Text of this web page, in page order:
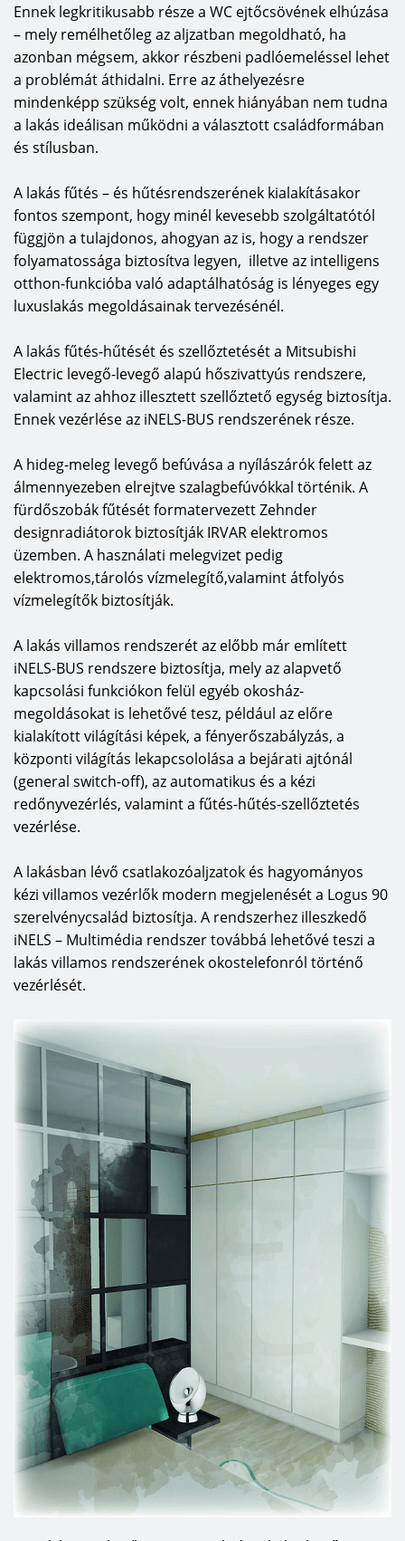
Ennek legkritikusabb része a WC ejtőcsövének elhúzása
– mely remélhetőleg az aljzatban megoldható, ha
azonban mégsem, akkor részbeni padlóemeléssel lehet
a problémát áthidalni. Erre az áthelyezésre
mindenképp szükség volt, ennek hiányában nem tudna
a lakás ideálisan működni a választott családformában
és stílusban.
A lakás fűtés – és hűtésrendszerének kialakításakor
fontos szempont, hogy minél kevesebb szolgáltatótól
függjön a tulajdonos, ahogyan az is, hogy a rendszer
folyamatossága biztosítva legyen, illetve az intelligens
otthon-funkcióba való adaptálhatóság is lényeges egy
luxuslakás megoldásainak tervezésénél.
A lakás fűtés-hűtését és szellőztetését a Mitsubishi
Electric levegő-levegő alapú hőszivattyús rendszere,
valamint az ahhoz illesztett szellőztető egység biztosítja.
Ennek vezérlése az iNELS-BUS rendszerének része.
A hideg-meleg levegő befúvása a nyílászárók felett az
álmennyezeben elrejtve szalagbefúvókkal történik. A
fürdőszobák fűtését formatervezett Zehnder
designradiátorok biztosítják IRVAR elektromos
üzemben. A használati melegvizet pedig
elektromos,tárolós vízmelegítő,valamint átfolyós
vízmelegítők biztosítják.
A lakás villamos rendszerét az előbb már említett
iNELS-BUS rendszere biztosítja, mely az alapvető
kapcsolási funkciókon felül egyéb okosház-
megoldásokat is lehetővé tesz, például az előre
kialakított világítási képek, a fényerőszabályzás, a
központi világítás lekapcsololása a bejárati ajtónál
(general switch-off), az automatikus és a kézi
redőnyvezérlés, valamint a fűtés-hűtés-szellőztetés
vezérlése.
A lakásban lévő csatlakozóaljzatok és hagyományos
kézi villamos vezérlők modern megjelenését a Logus 90
szerelvénycsalád biztosítja. A rendszerhez illeszkedő
iNELS – Multimédia rendszer továbbá lehetővé teszi a
lakás villamos rendszerének okostelefonról történő
vezérlését.